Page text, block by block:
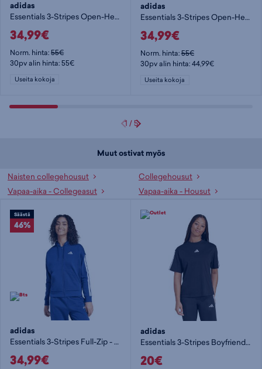
adidas
Essentials 3-Stripes Open-Hem Fleece Joggers W - naisten collegehousut
34,99€
Norm. hinta:55€
30pv alin hinta: 55€
Useita kokoja
adidas
Essentials 3-Stripes Open-Hem Fleece Joggers W - naisten collegehousut
34,99€
Norm. hinta:55€
30pv alin hinta: 44,99€
Useita kokoja
1 /5
Muut ostivat myös
Naisten collegehousut
Collegehousut
Vapaa-aika - Collegeasut
Vapaa-aika - Housut
Säästä
46%
adidas
Essentials 3-Stripes Full-Zip - naisten huppari
34,99€
adidas
Essentials 3-Stripes Boyfriend T-Shirt W - naisten t-paita
20€